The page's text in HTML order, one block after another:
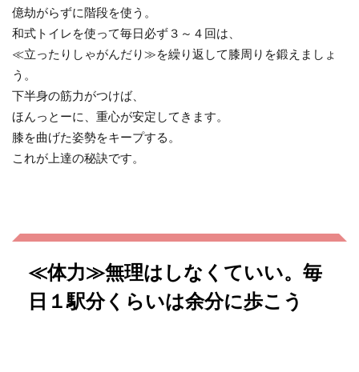
億劫がらずに階段を使う。
和式トイレを使って毎日必ず３～４回は、
≪立ったりしゃがんだり≫を繰り返して膝周りを鍛えましょ
う。
下半身の筋力がつけば、
ほんっとーに、重心が安定してきます。
膝を曲げた姿勢をキープする。
これが上達の秘訣です。
≪体力≫無理はしなくていい。毎
日１駅分くらいは余分に歩こう